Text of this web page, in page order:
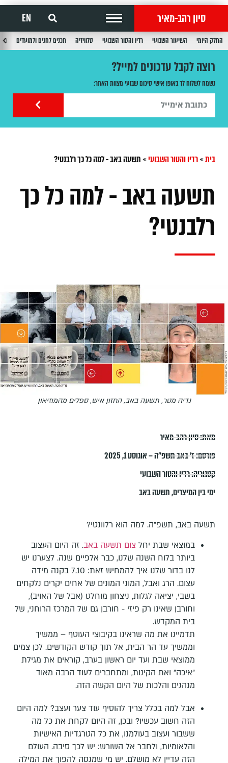
סיון רהב-מאיר EN
החלק היומי השיעור השבועי רדיו והטור השבועי טלוויזיה תכנים לחגים ולמועדים
רוצה לקבל עדכונים למייל?
נשמח לשלוח לך באופן אישי סיכום שבועי מצוות האתר:
בית»רדיו והטור השבועי»תשעה באב - למה כל כך רלבנטי?
תשעה באב - למה כל כך
רלבנטי?
נדיה מטר, תשעה באב, החזון איש, ספלים מהמוזיאון
מאת:סיון רהב-מאיר
פורסם:ז׳ באב תשפ״ה – אוגוסט 1, 2025
קטגוריה:רדיו והטור השבועי
ימי בין המיצרים,תשעה באב
תשעה באב, תשפ"ה. למה הוא רלוונטי?
במוצאי שבת יחל צום תשעה באב. זה היום העצוב
ביותר בלוח השנה שלנו, כבר אלפיים שנה. לצערנו יש
לנו בדור שלנו איך להמחיש זאת: 7.10 בקנה מידה
עצום. הרג ואבל, המוני המונים של אחים יקרים נלקחים
בשבי, יציאה לגלות, ניצחון מוחלט (אבל של האויב),
וחורבן שאינו רק פיזי - חורבן גם של המרכז הרוחני, של
בית המקדש.
תדמיינו את מה שראינו בקיבוצי העוטף – ממשיך
וממשיך עד הר הבית, אל תוך קודש הקודשים. לכן צמים
ממוצאי שבת ועד יום ראשון בערב, קוראים את מגילת
"איכה" ואת הקינות, ומתחברים לעוד הרבה מאוד
מנהגים והלכות של היום הקשה הזה.
אבל למה בכלל צריך להוסיף עוד צער ועצב? למה היום
הזה חשוב עכשיו? ובכן, זה היום לקחת את כל מה
ששבור ועצוב בעולמנו, את כל הטרגדיות האישיות
והלאומיות, ולחבר אל השורש: יש לכך סיבה. העולם
הזה עדיין לא מושלם. יש מי שמנסה להפוך את המילה